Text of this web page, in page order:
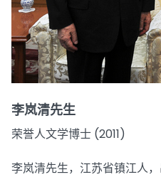
李岚清先生
荣誉人文学博士 (2011)
李岚清先生，江苏省镇江人